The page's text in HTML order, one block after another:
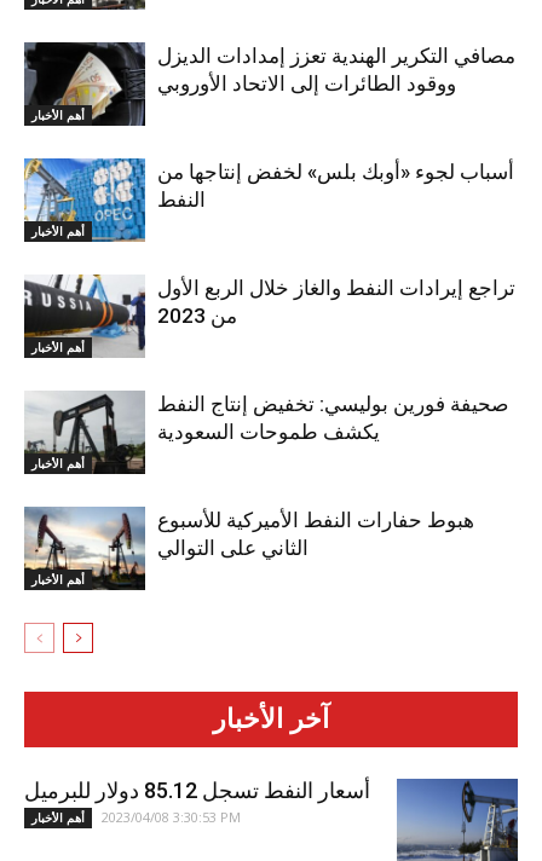
أهم الأخبار
مصافي التكرير الهندية تعزز إمدادات الديزل
ووقود الطائرات إلى الاتحاد الأوروبي
أهم الأخبار
أسباب لجوء «أوبك بلس» لخفض إنتاجها من
النفط
أهم الأخبار
تراجع إيرادات النفط والغاز خلال الربع الأول
من 2023
أهم الأخبار
صحيفة فورين بوليسي: تخفيض إنتاج النفط
يكشف طموحات السعودية
أهم الأخبار
هبوط حفارات النفط الأميركية للأسبوع
الثاني على التوالي
آخر الأخبار
أسعار النفط تسجل 85.12 دولار للبرميل
أهم الأخبار 2023/04/08 3:30:53 PM